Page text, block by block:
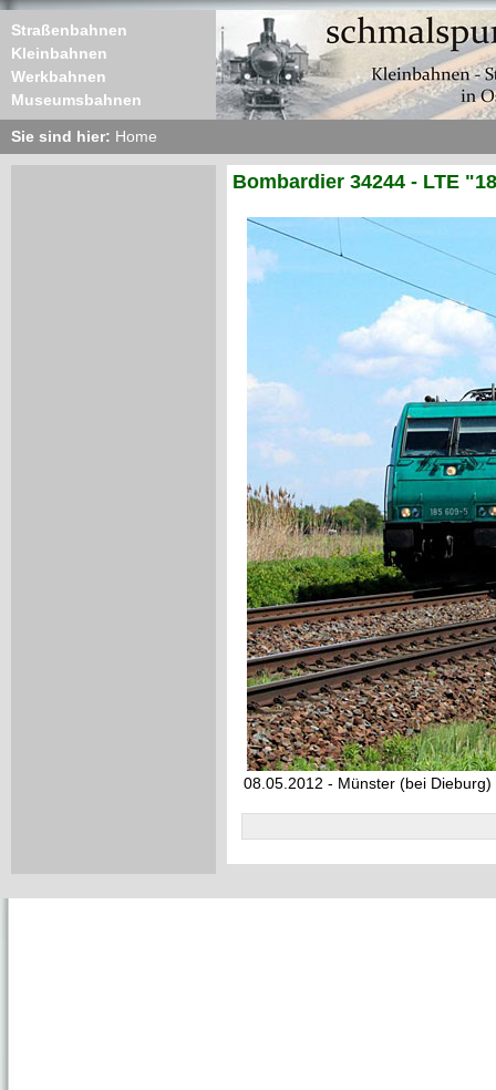
Straßenbahnen
Kleinbahnen
Werkbahnen
Museumsbahnen
Sie sind hier: Home
Bombardier 34244 - LTE
08.05.2012 - Münster (bei Dieburg)